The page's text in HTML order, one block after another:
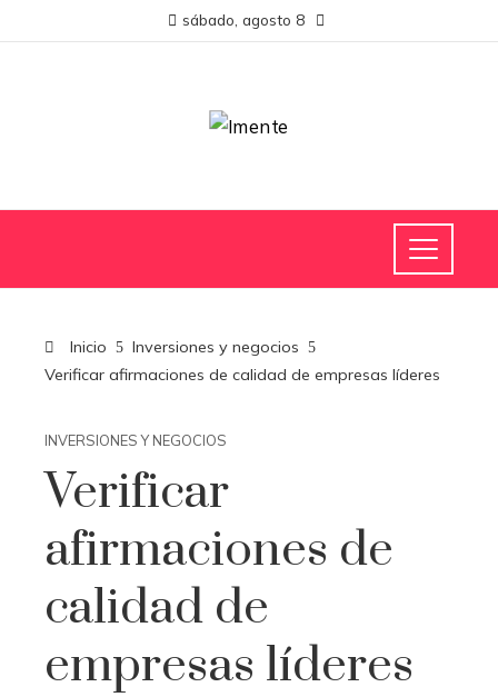
sábado, agosto 8
Inicio
Inversiones y negocios
Verificar afirmaciones de calidad de empresas líderes
INVERSIONES Y NEGOCIOS
Verificar
afirmaciones de
calidad de
empresas líderes